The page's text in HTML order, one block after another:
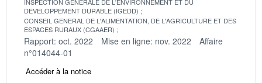
DEVELOPPEMENT DURABLE (IGEDD)
CONSEIL GENERAL DE L'ALIMENTATION, DE L'AGRICULTURE ET DES
ESPACES RURAUX (CGAAER)
Rapport: oct. 2022 Mise en ligne: nov. 2022
Affaire
n°014044-01
Accéder à la notice